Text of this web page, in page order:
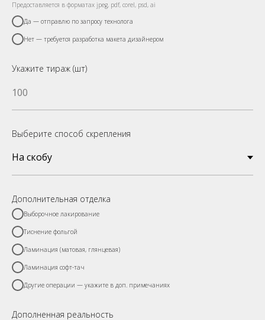
Предоставляется в форматах jpeg, pdf, corel, psd, ai
Да — отправлю по запросу технолога
Нет — требуется разработка макета дизайнером
Укажите тираж (шт)
Выберите способ скрепления
Дополнительная отделка
Выборочное лакирование
Тиснение фольгой
Ламинация (матовая, глянцевая)
Ламинация софт-тач
Другие операции — укажите в доп. примечаниях
Дополненная реальность